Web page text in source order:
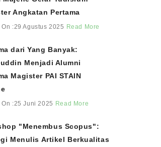
Angkatan Pertama
On :29 Agustus 2025 Read More
dari Yang Banyak:
Menjadi Alumni
Magister PAI STAIN
On :25 Juni 2025 Read More
"Menembus Scopus":
Menulis Artikel Berkualitas